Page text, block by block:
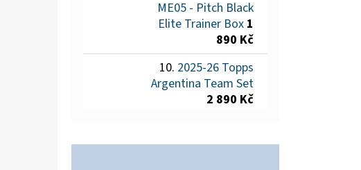
ME05 - Pitch Black
Elite Trainer Box 1
890 Kč
2025-26 Topps
Argentina Team Set
2 890 Kč